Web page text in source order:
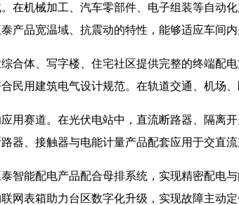
在机械加工、汽车零部件、电子组装等自动
产品宽温域、抗震动的特性，能够适应车间
合体、写字楼、住宅社区提供完整的终端配
民用建筑电气设计规范。在轨道交通、机场
用赛道。在光伏电站中，直流断路器、隔离
器、接触器与电能计量产品配套应用于交直
智能配电产品配合母排系统，实现精密配电
网表箱助力台区数字化升级，实现故障主动定